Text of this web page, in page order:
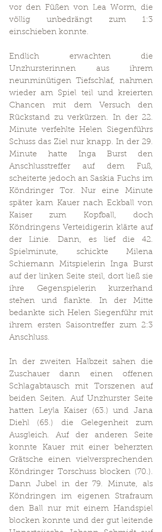
vor den Füßen von Lea Worm, die
völlig unbedrängt zum 1:3
einschieben konnte.
Endlich erwachten die
Unzhursterinnen aus ihrem
neunminütigen Tiefschlaf, nahmen
wieder am Spiel teil und kreierten
Chancen mit dem Versuch den
Rückstand zu verkürzen. In der 22.
Minute verfehlte Helen Siegenführs
Schuss das Ziel nur knapp. In der 29.
Minute hatte Inga Burst den
Anschlusstreffer auf dem Fuß,
scheiterte jedoch an Saskia Fuchs im
Köndringer Tor. Nur eine Minute
später kam Kauer nach Eckball von
Kaiser zum Kopfball, doch
Köndringens Verteidigerin klärte auf
der Linie. Dann, es lief die 42.
Spielminute, schickte Milena
Schiemann Mitspielerin Inga Burst
auf der linken Seite steil, dort ließ sie
ihre Gegenspielerin kurzerhand
stehen und flankte. In der Mitte
bedankte sich Helen Siegenführ mit
ihrem ersten Saisontreffer zum 2:3
Anschluss.
In der zweiten Halbzeit sahen die
Zuschauer dann einen offenen
Schlagabtausch mit Torszenen auf
beiden Seiten. Auf Unzhurster Seite
hatten Leyla Kaiser (63.) und Jana
Diehl (65.) die Gelegenheit zum
Ausgleich. Auf der anderen Seite
konnte Kauer mit einer beherzten
Grätsche einen vielversprechenden
Köndringer Torschuss blocken (70.).
Dann Jubel in der 79. Minute, als
Köndringen im eigenen Strafraum
den Ball nur mit einem Handspiel
blocken konnte und der gut leitende